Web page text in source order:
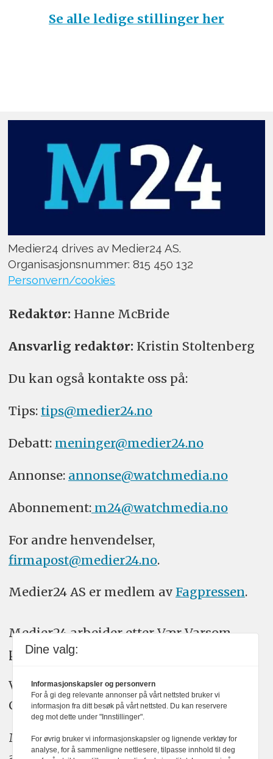
Se alle ledige stillinger her
Medier24 drives av Medier24 AS.
Organisasjonsnummer: 815 450 132
Personvern/cookies
Redaktør: Hanne McBride
Ansvarlig redaktør: Kristin Stoltenberg
Du kan også kontakte oss på:
Tips: tips@medier24.no
Debatt: meninger@medier24.no
Annonse: annonse@watchmedia.no
Abonnement:m24@watchmedia.no
For andre henvendelser,
firmapost@medier24.no.
Medier24 AS er medlem av Fagpressen.
Medier24 arbeider etter Vær Varsom-
plakatens regler for god presseskikk.
Vi bruker KI-verktøy som ChatGPT,
Claude, og Gemini i journalistikken vår.
Medier24s redaksjon har alltid det fulle
Dine valg:
Informasjonskapsler og personvern
For å gi deg relevante annonser på vårt nettsted bruker vi
informasjon fra ditt besøk på vårt nettsted. Du kan reservere
deg mot dette under "Innstillinger".
For øvrig bruker vi informasjonskapsler og lignende verktøy for
analyse, for å sammenligne nettlesere, tilpasse innhold til deg